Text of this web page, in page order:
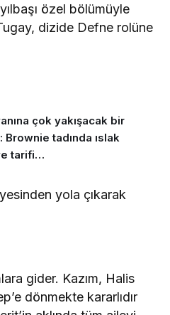
özel bölümüyle
dizide Defne rolüne
çok yakışacak bir
Brownie tadında ıslak
tarifi…
yola çıkarak
gider. Kazım, Halis
dönmekte kararlıdır